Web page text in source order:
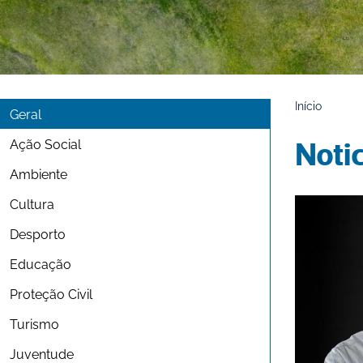
Geral
Ação Social
Ambiente
Cultura
Desporto
Educação
Proteção Civil
Turismo
Juventude
Início